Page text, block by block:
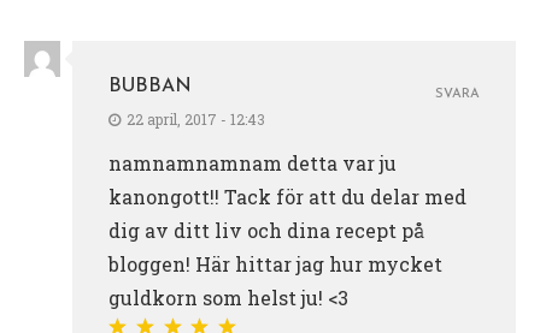
BUBBAN
22 april, 2017 - 12:43
namnamnamnam detta var ju
kanongott!! Tack för att du delar med
dig av ditt liv och dina recept på
bloggen! Här hittar jag hur mycket
guldkorn som helst ju! <3
SVARA